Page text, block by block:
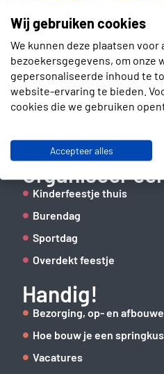
Contact
Slotenmakerstraat 30
2672 GD Naaldwijk
06 41 62 51 40
Organiseer
Kinderfeestje thuis
Burendag
Sportdag
Overdekt feestje
Handig!
Bezorging, op- en
Hoe bouw je een
Vacatures
Wij gebruiken cookies
We kunnen deze plaatsen voor
bezoekersgegevens, om onze
gepersonaliseerde inhoud te
website-ervaring te bieden.
cookies die we gebruiken
Accepteer alles